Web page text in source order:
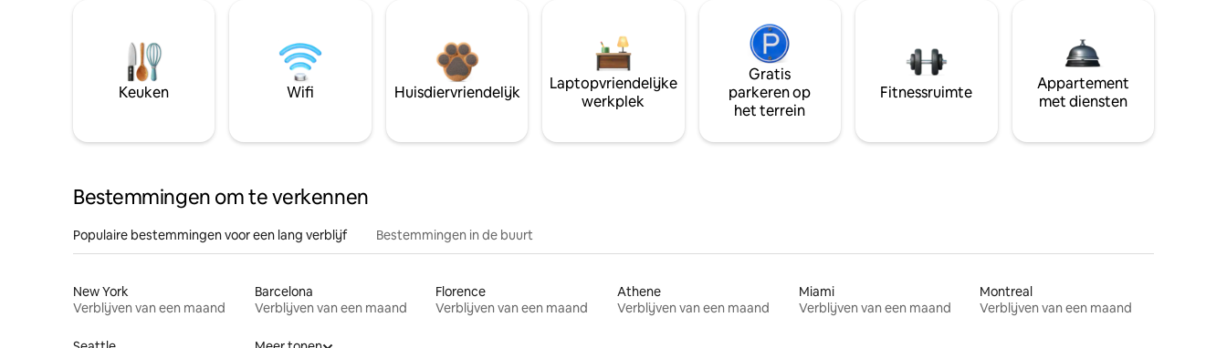
Keuken Wifi Huisdiervriendelijk
Laptopvriendelijke
werkplek
Gratis
parkeren op
het terrein
Fitnessruimte
Appartement
met diensten
Bestemmingen om te verkennen
Populaire bestemmingen voor een lang verblijf Bestemmingen in de buurt
New York
Verblijven van een maand
Barcelona
Verblijven van een maand
Florence
Verblijven van een maand
Athene
Verblijven van een maand
Miami
Verblijven van een maand
Montreal
Verblijven van een maand